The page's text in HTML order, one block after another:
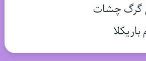
گرگ چشات